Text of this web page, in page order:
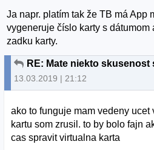
Ja napr. platím tak že TB má App
vygeneruje číslo karty s dátumom
zadku karty.
13.03.2019 | 21:12
ako to funguje mam vedeny ucet
kartu som zrusil. to by bolo fajn
cas spravit virtualna karta